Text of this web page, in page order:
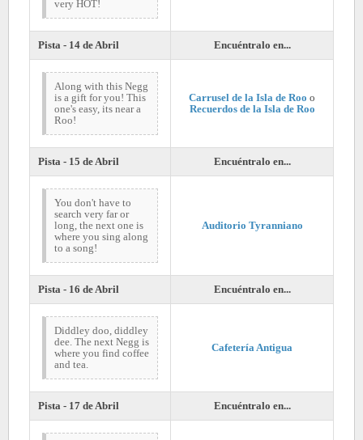
very HOT!
Pista - 14 de Abril Encuéntralo en...
Along with this Negg
is a gift for you! This
one's easy, its near a
Roo!
Carrusel de la Isla de Roo o
Recuerdos de la Isla de Roo
Pista - 15 de Abril Encuéntralo en...
You don't have to
search very far or
long, the next one is
where you sing along
to a song!
Auditorio Tyranniano
Pista - 16 de Abril Encuéntralo en...
Diddley doo, diddley
dee. The next Negg is
where you find coffee
and tea.
Cafetería Antigua
Pista - 17 de Abril Encuéntralo en...